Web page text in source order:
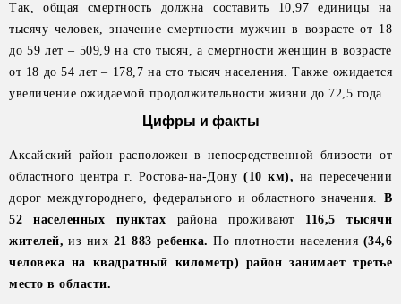
Так, общая смертность должна составить 10,97 единицы на
тысячу человек, значение смертности мужчин в возрасте от 18
до 59 лет – 509,9 на сто тысяч, а смертности женщин в возрасте
от 18 до 54 лет – 178,7 на сто тысяч населения. Также ожидается
увеличение ожидаемой продолжительности жизни до 72,5 года.
Цифры и факты
Аксайский район расположен в непосредственной близости от
областного центра г. Ростова-на-Дону(10 км), на пересечении
дорог междугороднего, федерального и областного значения. В
52 населенных пунктах района проживают 116,5 тысячи
жителей, из них 21 883 ребенка. По плотности населения (34,6
человека на квадратный километр) район занимает третье
место в области.